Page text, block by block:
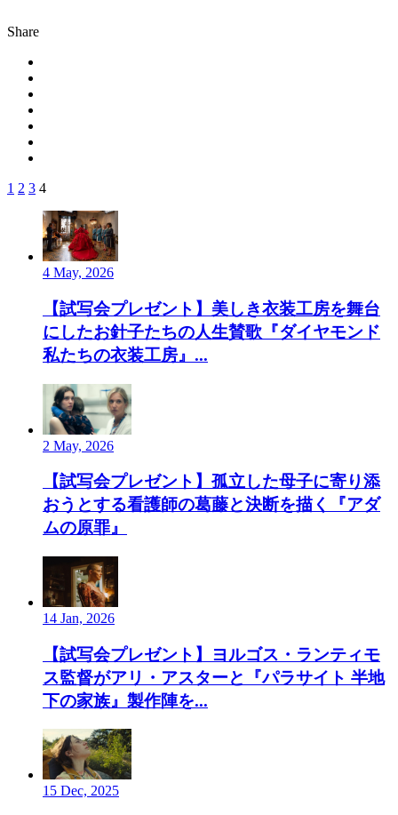
Share
1 2 3 4
4 May, 2026
【試写会プレゼント】美しき衣装工房を舞台
にしたお針子たちの人生賛歌『ダイヤモンド
私たちの衣装工房』...
2 May, 2026
【試写会プレゼント】孤立した母子に寄り添
おうとする看護師の葛藤と決断を描く『アダ
ムの原罪』
14 Jan, 2026
【試写会プレゼント】ヨルゴス・ランティモ
ス監督がアリ・アスターと『パラサイト 半地
下の家族』製作陣を...
15 Dec, 2025